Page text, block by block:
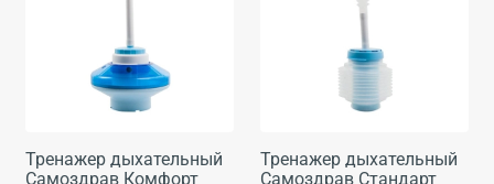
Тренажер дыхательный
Самоздрав Комфорт
Тренажер дыхательный
Самоздрав Стандарт